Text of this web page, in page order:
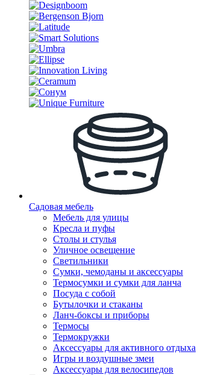
Садовая мебель
Мебель для улицы
Кресла и пуфы
Столы и стулья
Уличное освещение
Светильники
Сумки, чемоданы и аксессуары
Термосумки и сумки для ланча
Посуда с собой
Бутылочки и стаканы
Ланч-боксы и приборы
Термосы
Термокружки
Аксессуары для активного отдыха
Игры и воздушные змеи
Аксессуары для велосипедов